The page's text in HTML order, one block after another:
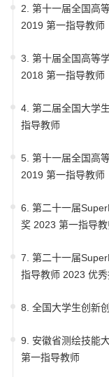
2. 第十一届全国高
2019 第一指导教师
3. 第十届全国高等
2018 第一指导教师
4. 第二届全国大学
指导教师
5. 第十一届全国高
2019 第一指导教师
6. 第二十一届
奖 2023 第一指导
7. 第二十一届
指导教师 2023 优
8. 全国大学生创新
9. 安徽省测绘技能
第一指导教师